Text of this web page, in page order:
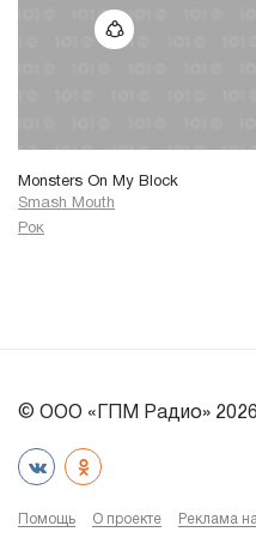
Monsters On My Block
Smash Mouth
Рок
© ООО «ГПМ Радио»
Помощь О проекте Реклама